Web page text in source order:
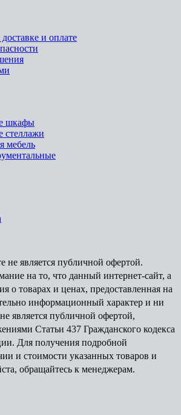
и оплате
шкафы
стеллажи
мебель
не является публичной офертой.
на то, что данный интернет-сайт, а
о товарах и ценах, предоставленная на
информационный характер и ни
является публичной офертой,
Статьи 437 Гражданского кодекса
Для получения подробной
и стоимости указанных товаров и
обращайтесь к менеджерам.